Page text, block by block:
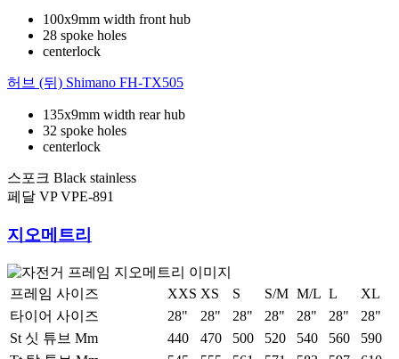
100x9mm width front hub
28 spoke holes
centerlock
허브 (뒤) Shimano FH-TX505
135x9mm width rear hub
32 spoke holes
centerlock
스포크 Black stainless
페달 VP VPE-891
지오메트리
프레임 사이즈 XXS XS S S/M M/L L
XL
타이어 사이즈
28" 28" 28" 28" 28" 28"
28"
St 싯 튜브 Mm
440 470 500 520 540 560
590